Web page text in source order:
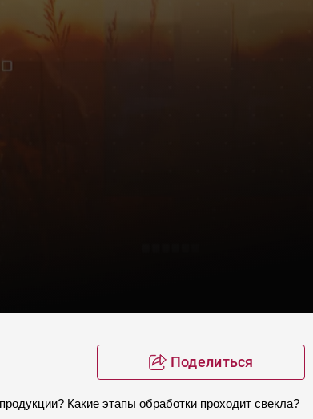
Поделиться
Какие этапы обработки проходит свекла?